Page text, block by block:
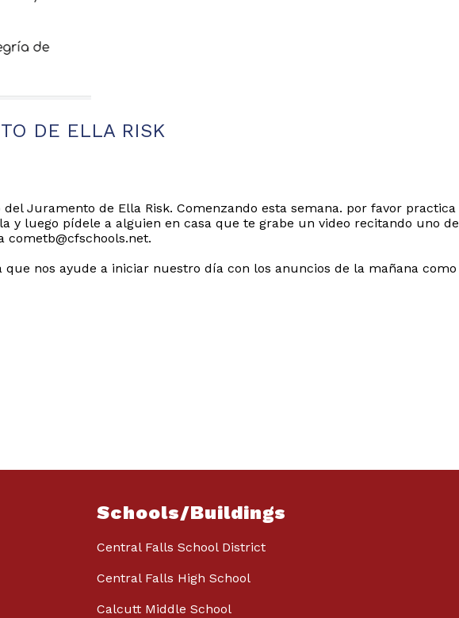
DE ELLA RISK
Juramento de Ella Risk. Comenzando esta semana. por favor
y luego pídele a alguien en casa que te grabe un video recitando uno
cometb@cfschools.net.
que nos ayude a iniciar nuestro día con los anuncios de la mañana
Schools/Buildings
Central Falls School District
Central Falls High School
Calcutt Middle School